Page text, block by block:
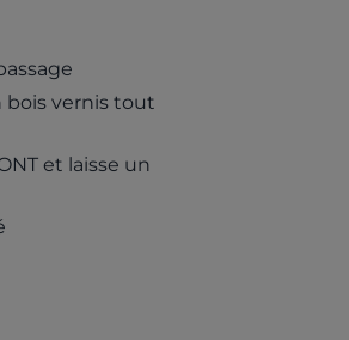
bois vernis tout
et laisse un